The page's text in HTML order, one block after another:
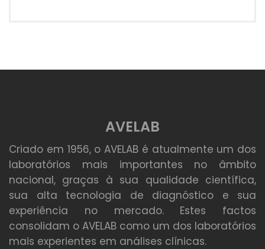
AVELAB
Criado em 1956, o AVELAB é atualmente um dos
laboratórios mais importantes no âmbito
nacional, graças à sua qualidade científica,
sua alta tecnologia de diagnóstico e sua
experiência no mercado. Estes factos
consolidam o AVELAB como um dos laboratórios
mais experientes em análises clínicas.